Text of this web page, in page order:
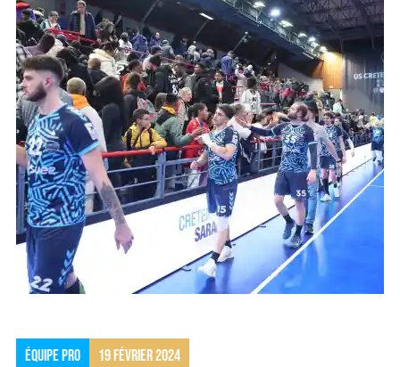
Équipe pro 19 février 2024